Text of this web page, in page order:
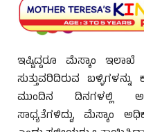
ಇಷ್ಟಿದ್ದರೂ ಮೆಸ್ಕಾಂ ಇಲಾಖೆ
ಸುತ್ತುವರಿದಿರುವ
ಮುಂದಿನ ದಿನಗಳಲ್ಲಿ
ಸಾಧ್ಯತೆಗಳಿದ್ದು, ಮೆಸ್ಕಾಂ